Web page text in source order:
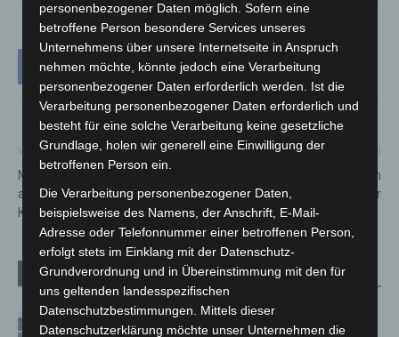
Vorheriger Artikel
Maßnahmen zur Anpassung
an die Folgen des
Klimawandels
Nächster Artikel
Stadtexperiment Badeinsel am
Steinhuder Meer
Verwandte Artikel Mehr vom Autor
Niedersachsen: Feuerwehrkräfte
personenbezogener Daten möglich. Sofern eine
betroffene Person besondere Services unseres
Unternehmens über unsere Internetseite in Anspruch
nehmen möchte, könnte jedoch eine Verarbeitung
personenbezogener Daten erforderlich werden. Ist die
Verarbeitung personenbezogener Daten erforderlich und
besteht für eine solche Verarbeitung keine gesetzliche
Grundlage, holen wir generell eine Einwilligung der
betroffenen Person ein.
Die Verarbeitung personenbezogener Daten,
beispielsweise des Namens, der Anschrift, E-Mail-
Adresse oder Telefonnummer einer betroffenen Person,
erfolgt stets im Einklang mit der Datenschutz-
Grundverordnung und in Übereinstimmung mit den für
uns geltenden landesspezifischen
Datenschutzbestimmungen. Mittels dieser
Datenschutzerklärung möchte unser Unternehmen die